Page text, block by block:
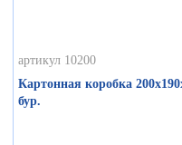
артикул 10200
Картонная коробка
бур.